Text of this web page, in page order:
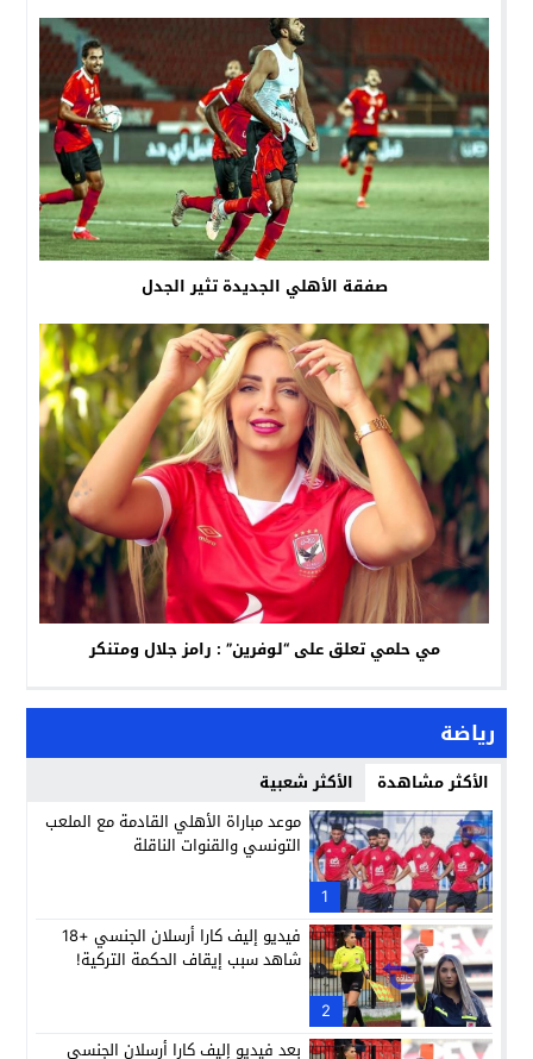
صفقة الأهلي الجديدة تثير الجدل
مي حلمي تعلق على “لوفرين” : رامز جلال ومتنكر
رياضة
الأكثر مشاهدة الأكثر شعبية
1
موعد مباراة الأهلي القادمة مع الملعب
التونسي والقنوات الناقلة
2
فيديو إليف كارا أرسلان الجنسي +18
شاهد سبب إيقاف الحكمة التركية!
بعد فيديو إليف كارا أرسلان الجنسي